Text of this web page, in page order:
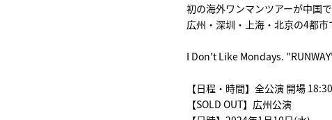
初の海外ワンマンツアーが中国
広州・深圳・上海・北京の4都市
I Don't Like Mondays.
【日程・時間】全公演 開場
【SOLD OUT】広州公演